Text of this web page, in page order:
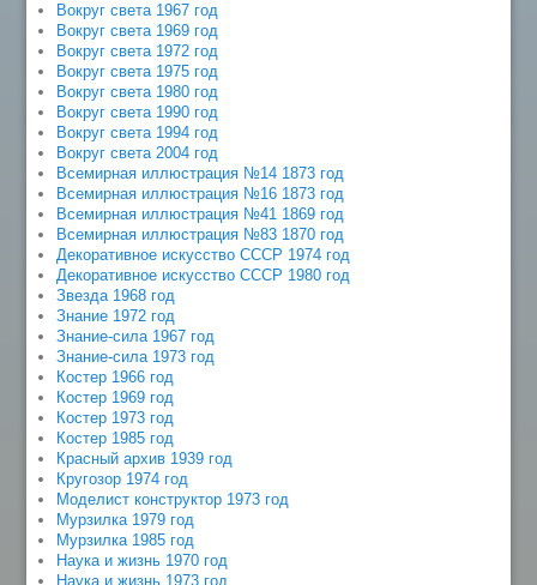
Вокруг света 1967 год
Вокруг света 1969 год
Вокруг света 1972 год
Вокруг света 1975 год
Вокруг света 1980 год
Вокруг света 1990 год
Вокруг света 1994 год
Вокруг света 2004 год
Всемирная иллюстрация №14 1873 год
Всемирная иллюстрация №16 1873 год
Всемирная иллюстрация №41 1869 год
Всемирная иллюстрация №83 1870 год
Декоративное искусство СССР 1974 год
Декоративное искусство СССР 1980 год
Звезда 1968 год
Знание 1972 год
Знание-сила 1967 год
Знание-сила 1973 год
Костер 1966 год
Костер 1969 год
Костер 1973 год
Костер 1985 год
Красный архив 1939 год
Кругозор 1974 год
Моделист конструктор 1973 год
Мурзилка 1979 год
Мурзилка 1985 год
Наука и жизнь 1970 год
Наука и жизнь 1973 год